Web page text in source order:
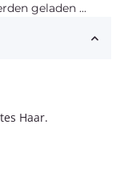
geladen ...
Haar.